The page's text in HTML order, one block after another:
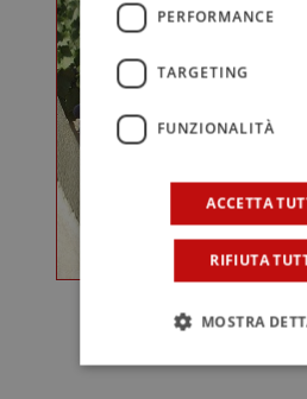
PERFORMANCE
TARGETING
FUNZIONALITÀ
ACCETTA
RIFIUTA
MOSTRA